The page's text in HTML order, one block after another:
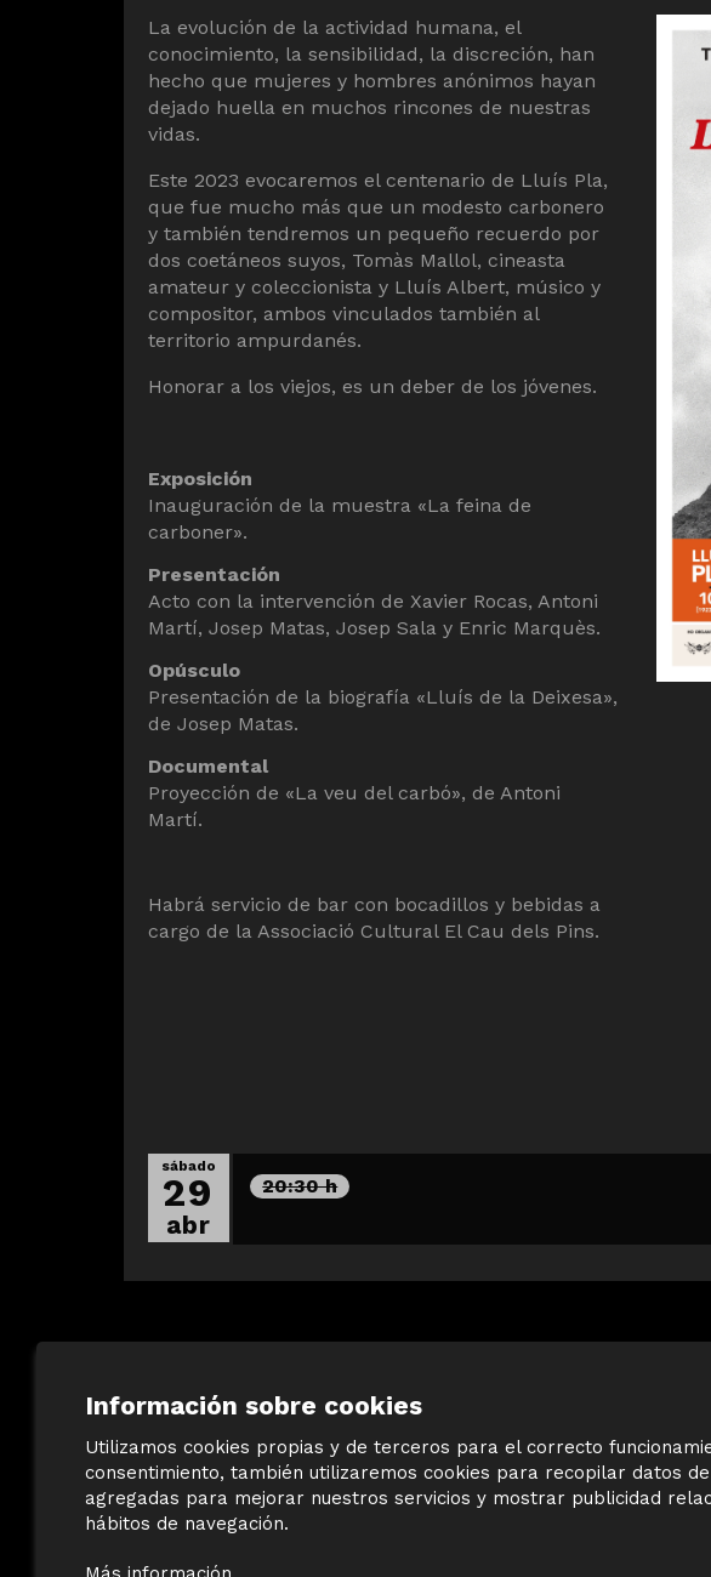
La evolución de la actividad humana, el
conocimiento, la sensibilidad, la discreción, han
hecho que mujeres y hombres anónimos hayan
dejado huella en muchos rincones de nuestras
vidas.
Este 2023 evocaremos el centenario de Lluís Pla,
que fue mucho más que un modesto carbonero
y también tendremos un pequeño recuerdo por
dos coetáneos suyos, Tomàs Mallol, cineasta
amateur y coleccionista y Lluís Albert, músico y
compositor, ambos vinculados también al
territorio ampurdanés.
Honorar a los viejos, es un deber de los jóvenes.
Exposición
Inauguración de la muestra «La feina de
carboner».
Presentación
Acto con la intervención de Xavier Rocas, Antoni
Martí, Josep Matas, Josep Sala y Enric Marquès.
Opúsculo
Presentación de la biografía «Lluís de la Deixesa»,
de Josep Matas.
Documental
Proyección de «La veu del carbó», de Antoni
Martí.
Habrá servicio de bar con bocadillos y bebidas a
cargo de la Associació Cultural El Cau dels Pins.
sábado
29
abr
20:30 h
©Terracotta Museu
Sis d’octubre, 99 | La Bisbal d’Empordà
Información sobre cookies
Utilizamos cookies propias y de terceros para el correcto
consentimiento, también utilizaremos cookies para recopilar datos
agregadas para mejorar nuestros servicios y mostrar publicidad
hábitos de navegación.